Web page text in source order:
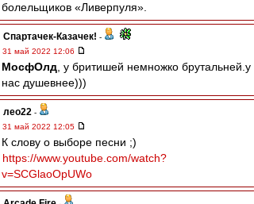
болельщиков «Ливерпуля».
Спартачек-Казачек! -
31 май 2022 12:06
МосфОлд , у бритишей немножко брутальней.у
нас душевнее)))
лео22 -
31 май 2022 12:05
К слову о выборе песни ;)
https://www.youtube.com/watch?
v=SCGlaoOpUWo